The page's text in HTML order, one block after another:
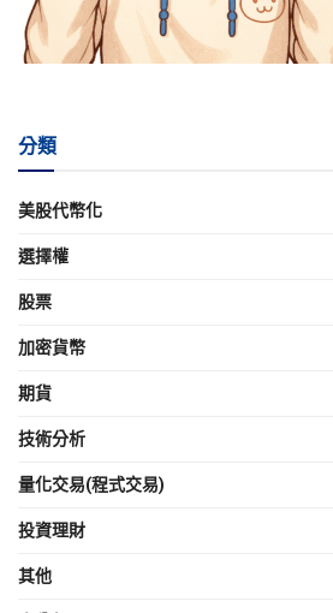
分類
美股代幣化
選擇權
股票
加密貨幣
期貨
技術分析
量化交易(程式交易)
投資理財
其他